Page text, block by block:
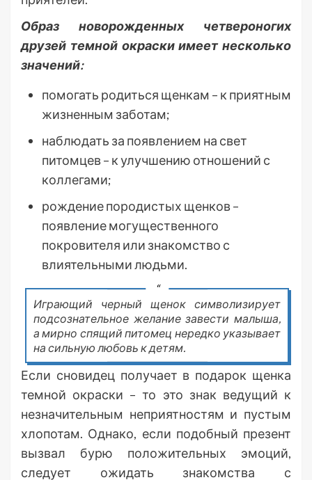
Образ новорожденных четвероногих
друзей темной окраски имеет несколько
значений:
помогать родиться щенкам – к приятным
жизненным заботам;
наблюдать за появлением на свет
питомцев – к улучшению отношений с
коллегами;
рождение породистых щенков –
появление могущественного
покровителя или знакомство с
влиятельными людьми.
Играющий черный щенок символизирует
подсознательное желание завести малыша,
а мирно спящий питомец нередко указывает
на сильную любовь к детям.
Если сновидец получает в подарок щенка
темной окраски – то это знак ведущий к
незначительным неприятностям и пустым
хлопотам. Однако, если подобный презент
вызвал бурю положительных эмоций,
следует ожидать знакомства с